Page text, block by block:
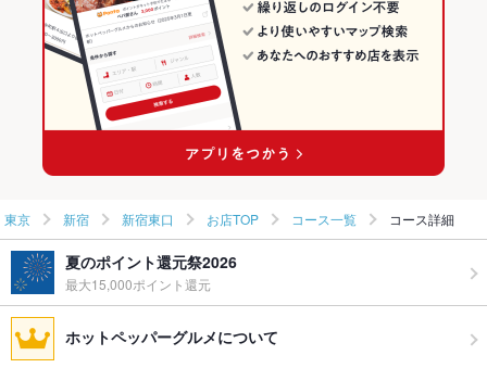
新宿 × 焼き鳥・鶏料理
新宿駅 × 和食
新宿駅 × 焼き鳥・鶏料理
東京 × 和食
東京 × 焼き鳥・鶏料理
新宿東口の居酒屋ランキング
東京 新宿 新宿東口 お店TOP コース一覧 コース詳細
夏のポイント還元祭2026
最大15,000ポイント還元
ホットペッパーグルメについて